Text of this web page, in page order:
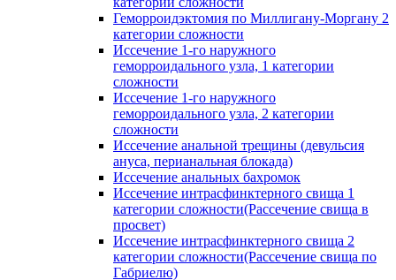
Геморроидэктомия по Миллигану-Моргану 2
категории сложности
Иссечение 1-го наружного
геморроидального узла, 1 категории
сложности
Иссечение 1-го наружного
геморроидального узла, 2 категории
сложности
Иссечение анальной трещины (девульсия
ануса, перианальная блокада)
Иссечение анальных бахромок
Иссечение интрасфинктерного свища 1
категории сложности(Рассечение свища в
просвет)
Иссечение интрасфинктерного свища 2
категории сложности(Рассечение свища по
Габриелю)